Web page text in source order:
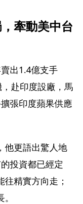
牽動美中台
出1.4億支手
赴印度設廠，馬
張印度蘋果供應
他更語出驚人地
投資都已經定
精實方向走；